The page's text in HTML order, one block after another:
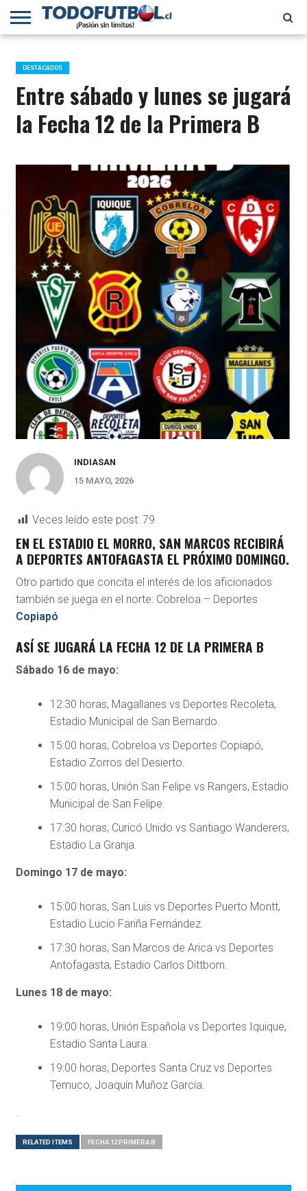
PRIMERA
B
SELECCIÓN
CHILENA
CHILENOS
EN EL
MUNDO
FÚTBOL
INTERNACIONAL
DESTACADOS
Entre sábado y lunes se jugará
la Fecha 12 de la Primera B
INDIASAN
15 MAYO, 2026
Veces leído este post: 79
EN EL ESTADIO EL MORRO, SAN MARCOS RECIBIRÁ
A DEPORTES ANTOFAGASTA EL PRÓXIMO DOMINGO.
Otro partido que concita el interés de los aficionados
también se juega en el norte: Cobreloa – Deportes
Copiapó
ASÍ SE JUGARÁ LA FECHA 12 DE LA PRIMERA B
Sábado 16 de mayo:
12:30 horas, Magallanes vs Deportes Recoleta,
Estadio Municipal de San Bernardo.
15:00 horas, Cobreloa vs Deportes Copiapó,
Estadio Zorros del Desierto.
15:00 horas, Unión San Felipe vs Rangers, Estadio
Municipal de San Felipe.
17:30 horas, Curicó Unido vs Santiago Wanderers,
Estadio La Granja.
Domingo 17 de mayo:
15:00 horas, San Luis vs Deportes Puerto Montt,
Estadio Lucio Fariña Fernández.
17:30 horas, San Marcos de Arica vs Deportes
Antofagasta, Estadio Carlos Dittborn.
Lunes 18 de mayo:
19:00 horas, Unión Española vs Deportes Iquique,
Estadio Santa Laura.
19:00 horas, Deportes Santa Cruz vs Deportes
Temuco, Joaquín Muñoz García.
.
RELATED ITEMS FECHA 12 PRIMERA B